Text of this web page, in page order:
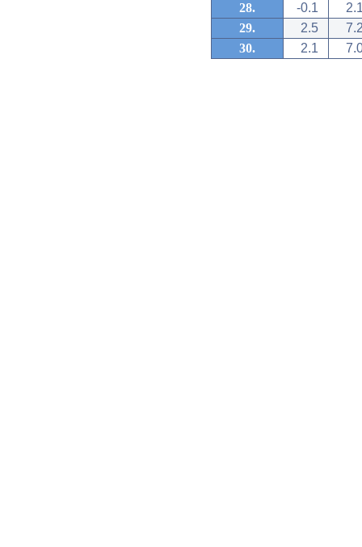
28.
-0.1
29.
2.5
30.
2.1